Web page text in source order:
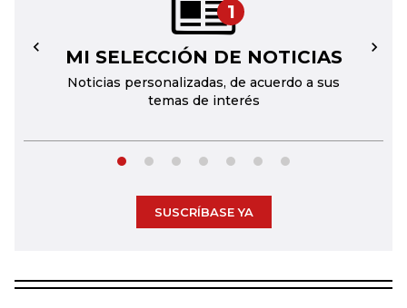
1
MI SELECCIÓN DE NOTICIAS
Noticias personalizadas, de acuerdo a sus
temas de interés
← →
SUSCRÍBASE YA